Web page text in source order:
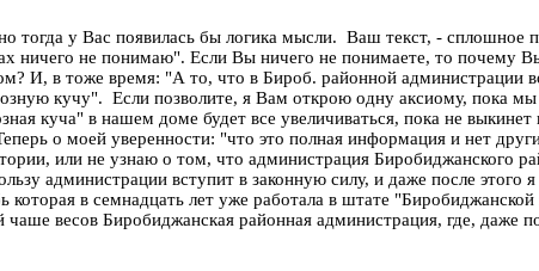
у Вас появилась бы логика мысли. Ваш текст, - сплошное
ничего не понимаю". Если Вы ничего не понимаете, то почему
И, в тоже время: "А то, что в Бироб. районной администрации
кучу". Если позволите, я Вам открою одну аксиому, пока
куча" в нашем доме будет все увеличиваться, пока не
о моей уверенности: "что это полная информация и нет
или не узнаю о том, что администрация Биробиджанского
администрации вступит в законную силу, и даже после этого
в семнадцать лет уже работала в штате
весов Биробиджанская районная администрация, где,